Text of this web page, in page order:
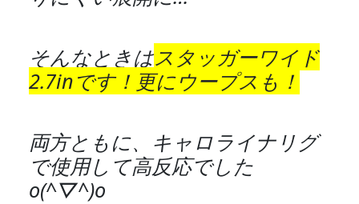
そんなときはスタッガーワイド
2.7inです！更にウープスも！
両方ともに、キャロライナリグ
で使用して高反応でした
o(^▽^)o